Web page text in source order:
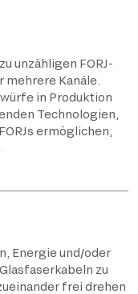
unzähligen FORJ-
Kanäle.
in Produktion
Technologien,
ermöglichen,
Energie und/oder
zu
frei drehen